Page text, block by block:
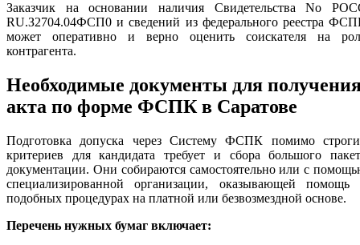
Заказчик на основании наличия Свидетельства No
RU.З2704.04ФСП0 и сведений из федерального реестра
может оперативно и верно оценить соискателя на
контрагента.
Необходимые документы для
акта по форме ФСПК в Саратове
Подготовка допуска через Систему ФСПК помимо
критериев для кандидата требует и сбора большого
документации. Они собираются самостоятельно или с
специализированной организации, оказывающей помощь
подобных процедурах на платной или безвозмездной основе.
Перечень нужных бумаг включает: